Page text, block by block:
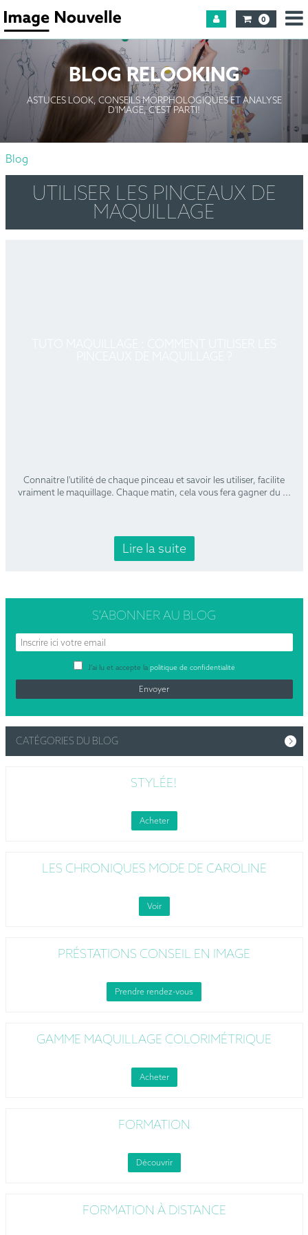
0
BLOG RELOOKING
ASTUCES LOOK, CONSEILS MORPHOLOGIQUES ET ANALYSE
D'IMAGE, C'EST PARTI!
Blog
UTILISER LES PINCEAUX DE
MAQUILLAGE
Connaitre l'utilité de chaque pinceau et savoir les utiliser, facilite
vraiment le maquillage. Chaque matin, cela vous fera gagner du ...
Lire la suite
S’ABONNERAU BLOG
J’ai lu et accepte la politique de confidentialité
CATÉGORIES DU BLOG
STYLÉE!
Acheter
LES CHRONIQUES MODE DE CAROLINE
Voir
PRÉSTATIONS CONSEIL EN IMAGE
Prendre rendez-vous
GAMME MAQUILLAGE COLORIMÉTRIQUE
Acheter
FORMATION
Découvrir
FORMATION À DISTANCE